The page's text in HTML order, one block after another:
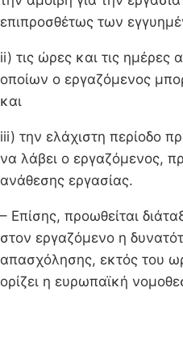
επιπροσθέτως των
ii) τις ώρες και τις
οποίων ο εργαζόμενος
και
iii) την ελάχιστη περίοδο
να λάβει ο εργαζόμενος,
ανάθεσης εργασίας.
– Επίσης, προωθείται
στον εργαζόμενο η
απασχόλησης, εκτός του
ορίζει η ευρωπαϊκή